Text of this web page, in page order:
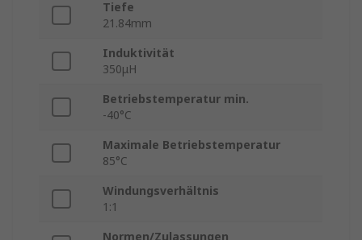
Tiefe
21.84mm
Induktivität
350μH
Betriebstemperatur min.
-40°C
Maximale Betriebstemperatur
85°C
Windungsverhältnis
1:1
Normen/Zulassungen